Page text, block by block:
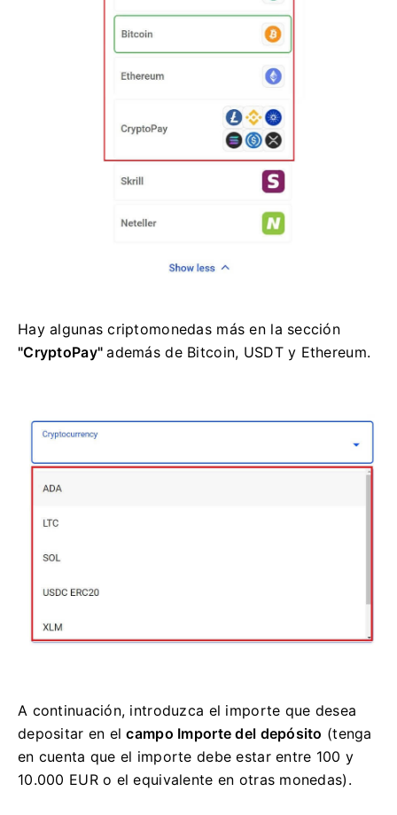
Hay algunas criptomonedas más en la sección
"CryptoPay" además de Bitcoin, USDT y Ethereum.
A continuación, introduzca el importe que desea
depositar en elcampo Importe del depósito (tenga
en cuenta que el importe debe estar entre 100 y
10.000 EUR o el equivalente en otras monedas).